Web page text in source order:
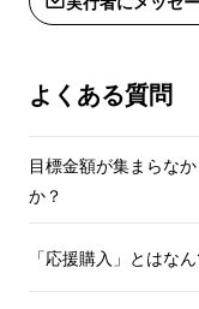
そんな日常の“
そんな想いか
よくある質問
目標金額が集まらな
か？
「応援購入」とはな